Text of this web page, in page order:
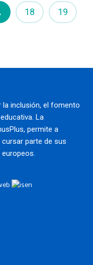
18 19
la inclusión, el fomento
La
permite a
parte de sus